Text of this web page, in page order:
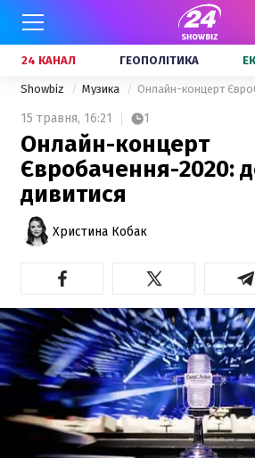
24 КАНАЛ ГЕОПОЛІТИКА
Showbiz Музика
15 травня, 16:21 1
Онлайн-концерт
Євробачення-2020:
дивитися
Христина Кобак